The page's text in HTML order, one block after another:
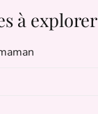
à explorer